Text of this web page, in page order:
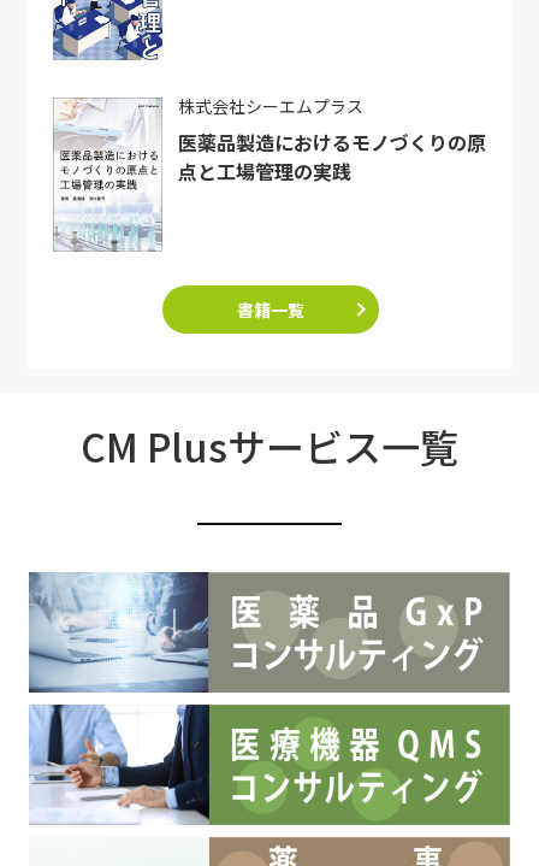
株式会社シーエムプラス
医薬品製造におけるモノづくりの原
点と工場管理の実践
書籍一覧
CM Plusサービス一覧